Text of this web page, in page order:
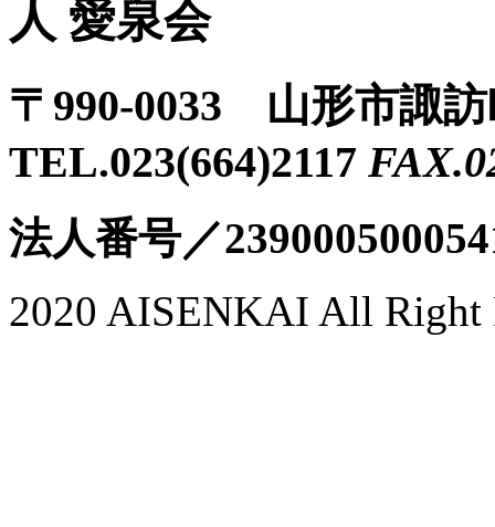
〒990-0033 山形市諏
TEL.023(664)2117
法人番号／
2020 AISENKAI All Right